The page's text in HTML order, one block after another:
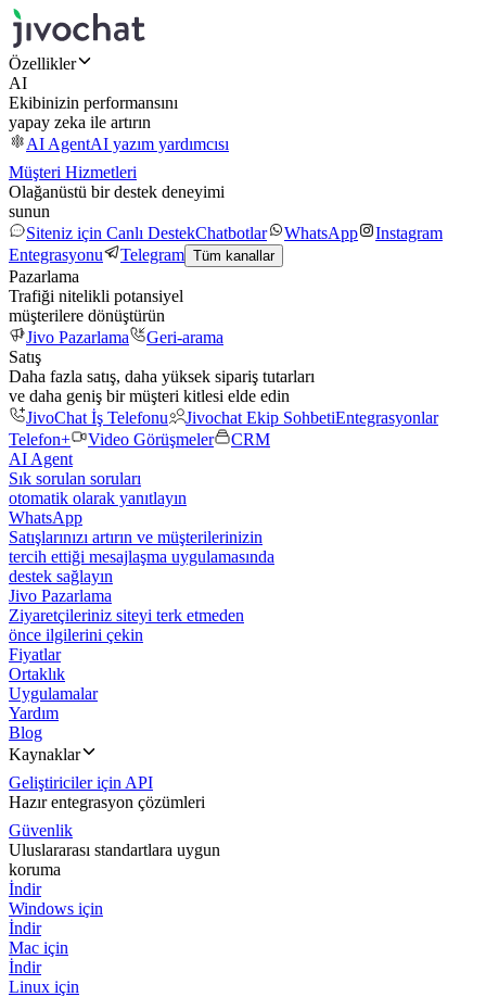
Özellikler
AI
Ekibinizin performansını
yapay zeka ile artırın
AI AgentAI yazım yardımcısı
Müşteri Hizmetleri
Olağanüstü bir destek deneyimi
sunun
Siteniz için Canlı DestekChatbotlar WhatsApp
Instagram
Entegrasyonu
Telegram Tüm kanallar
Pazarlama
Trafiği nitelikli potansiyel
müşterilere dönüştürün
Jivo Pazarlama
Geri-arama
Satış
Daha fazla satış, daha yüksek sipariş tutarları
ve daha geniş bir müşteri kitlesi elde edin
JivoChat İş Telefonu
Jivochat Ekip SohbetiEntegrasyonlar
Telefon+
Video Görüşmeler
CRM
AI Agent
Sık sorulan soruları
otomatik olarak yanıtlayın
WhatsApp
Satışlarınızı artırın ve müşterilerinizin
tercih ettiği mesajlaşma uygulamasında
destek sağlayın
Jivo Pazarlama
Ziyaretçileriniz siteyi terk etmeden
önce ilgilerini çekin
Fiyatlar
Ortaklık
Uygulamalar
Yardım
Blog
Kaynaklar
Geliştiriciler için API
Hazır entegrasyon çözümleri
Güvenlik
Uluslararası standartlara uygun
koruma
İndir
Windows için
İndir
Mac için
İndir
Linux için